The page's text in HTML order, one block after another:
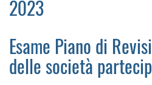
2023
Esame Piano di
delle società